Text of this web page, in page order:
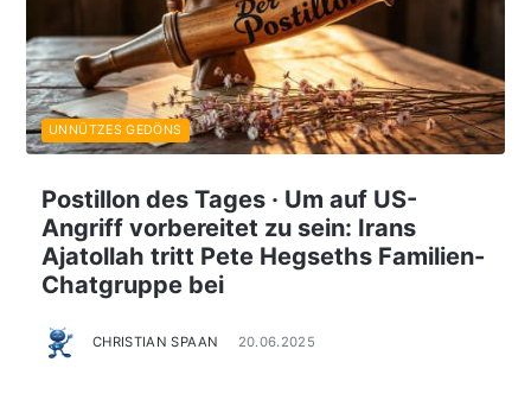
Postillon des Tages · Um auf US-
Angriff vorbereitet zu sein: Irans
Ajatollah tritt Pete Hegseths Familien-
Chatgruppe bei
CHRISTIAN SPAAN 20.06.2025
UNNÜTZES GEDÖNS